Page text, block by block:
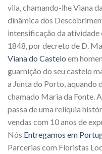
vila, chamando-lhe Viana
dinâmica dos
intensificação da atividade
1848, por decreto de D.
Viana do Castelo em
guarnição do seu castelo
a Junta do Porto,
chamado Maria da Fonte.
passa de uma relíquia
vendas com 10 anos de
Nós Entregamos em
Parcerias com Floristas